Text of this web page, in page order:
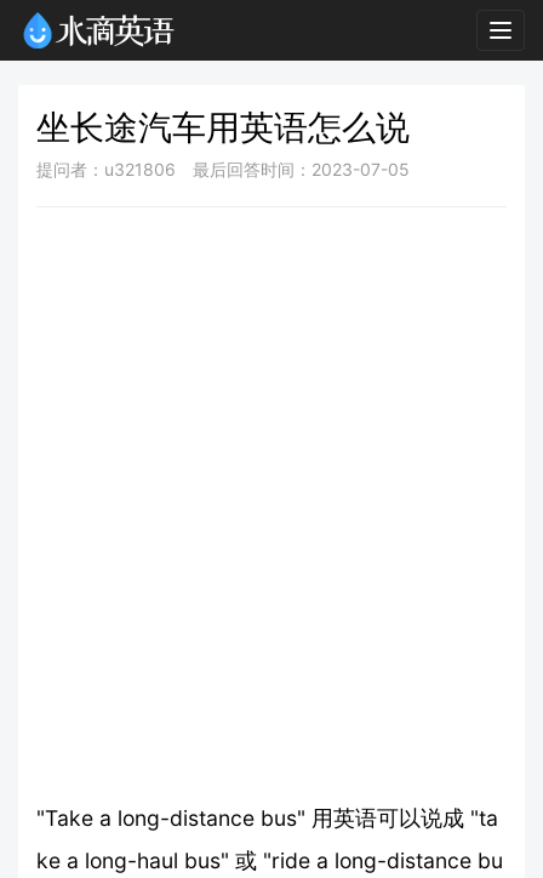
坐长途汽车用英语怎么说
提问者：u321806 最后回答时间：2023-07-05
"Take a long-distance bus" 用英语可以说成 "ta
ke a long-haul bus" 或 "ride a long-distance bu